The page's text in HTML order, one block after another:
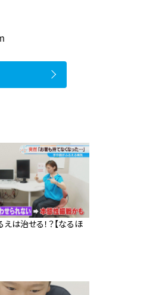
は治せる！？【なるほ